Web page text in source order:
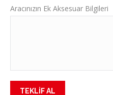
Aracınızın Ek Aksesuar Bilgileri